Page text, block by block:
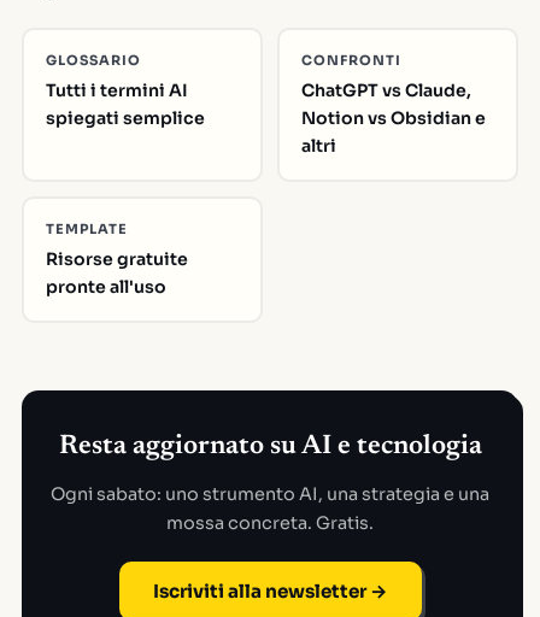
GLOSSARIO
Tutti i termini AI
spiegati semplice
CONFRONTI
ChatGPT vs Claude,
Notion vs Obsidian e
altri
TEMPLATE
Risorse gratuite
pronte all'uso
Resta aggiornato su AI e tecnologia
Ogni sabato: uno strumento AI, una strategia e una
mossa concreta. Gratis.
Iscriviti alla newsletter →